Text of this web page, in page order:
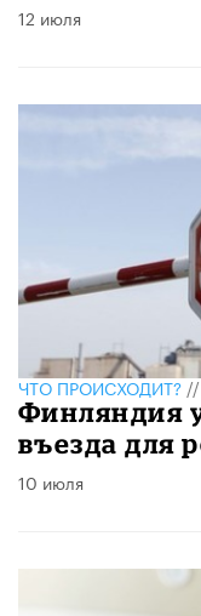
12 июля
ЧТО ПРОИСХОДИТ?
Финляндия
въезда для
10 июля